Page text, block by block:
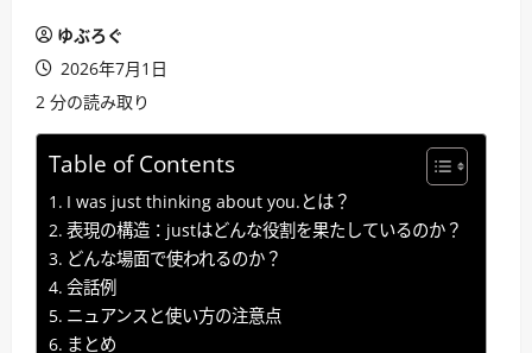
ゆぶろぐ
2026年7月1日
2 分の読み取り
Table of Contents
I was just thinking about you.とは？
表現の構造：justはどんな役割を果たしているのか？
どんな場面で使われるのか？
会話例
ニュアンスと使い方の注意点
まとめ